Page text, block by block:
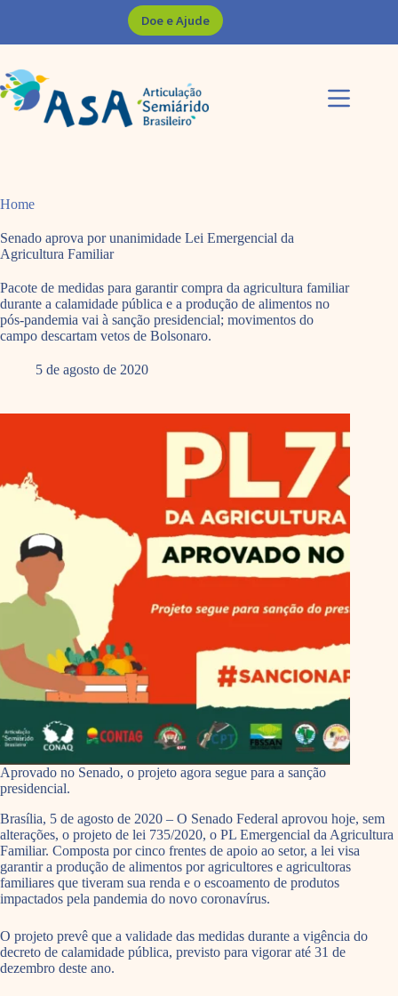
Doe e Ajude
Home
Senado aprova por unanimidade Lei Emergencial da
Agricultura Familiar
Pacote de medidas para garantir compra da agricultura familiar
durante a calamidade pública e a produção de alimentos no
pós-pandemia vai à sanção presidencial; movimentos do
campo descartam vetos de Bolsonaro.
5 de agosto de 2020
Aprovado no Senado, o projeto agora segue para a sanção
presidencial.
Brasília, 5 de agosto de 2020 – O Senado Federal aprovou hoje, sem
alterações, o projeto de lei 735/2020, o PL Emergencial da Agricultura
Familiar. Composta por cinco frentes de apoio ao setor, a lei visa
garantir a produção de alimentos por agricultores e agricultoras
familiares que tiveram sua renda e o escoamento de produtos
impactados pela pandemia do novo coronavírus.
O projeto prevê que a validade das medidas durante a vigência do
decreto de calamidade pública, previsto para vigorar até 31 de
dezembro deste ano.